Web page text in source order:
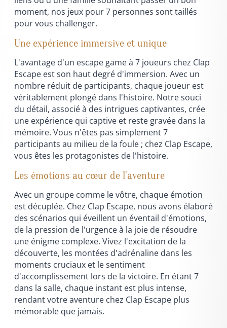
moment, nos jeux pour 7 personnes sont taillés
pour vous challenger.
Une expérience immersive et unique
L'avantage d'un escape game à 7 joueurs chez Clap
Escape est son haut degré d'immersion. Avec un
nombre réduit de participants, chaque joueur est
véritablement plongé dans l'histoire. Notre souci
du détail, associé à des intrigues captivantes, crée
une expérience qui captive et reste gravée dans la
mémoire. Vous n'êtes pas simplement 7
participants au milieu de la foule ; chez Clap Escape,
vous êtes les protagonistes de l'histoire.
Les émotions au cœur de l'aventure
Avec un groupe comme le vôtre, chaque émotion
est décuplée. Chez Clap Escape, nous avons élaboré
des scénarios qui éveillent un éventail d'émotions,
de la pression de l'urgence à la joie de résoudre
une énigme complexe. Vivez l'excitation de la
découverte, les montées d'adrénaline dans les
moments cruciaux et le sentiment
d'accomplissement lors de la victoire. En étant 7
dans la salle, chaque instant est plus intense,
rendant votre aventure chez Clap Escape plus
mémorable que jamais.